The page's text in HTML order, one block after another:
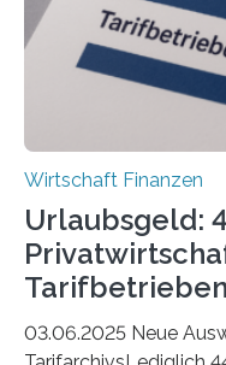
der freiberuflichen
Wirtschaft Finanzen
Urlaubsgeld:
Tarifbetrieben
03.06.2025 Neue